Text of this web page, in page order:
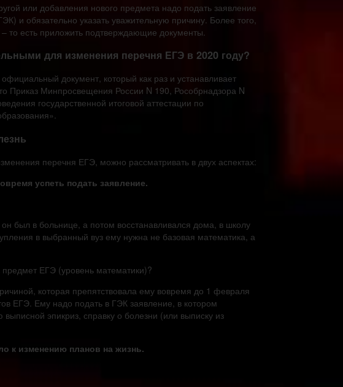
или добавления нового предмета надо подать заявление
и обязательно указать уважительную причину. Более того,
– то есть приложить подтверждающие документы.
для изменения перечня ЕГЭ в 2020 году?
документ, который как раз и устанавливает
Приказ Минпросвещения России N 190, Рособрнадзора N
государственной итоговой аттестации по
перечня ЕГЭ, можно рассматривать в двух аспектах:
успеть подать заявление.
был в больнице, а потом восстанавливался дома, в школу
в выбранный вуз ему нужна не базовая математика, а
ЕГЭ (уровень математики)?
которая препятствовала ему вовремя до 1 февраля
ЕГЭ. Ему надо подать в ГЭК заявление, в котором
эпикриз, справку о болезни (или выписку из
к изменению планов на жизнь.